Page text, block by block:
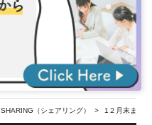
SHARING（シェアリング） 1２月末まで